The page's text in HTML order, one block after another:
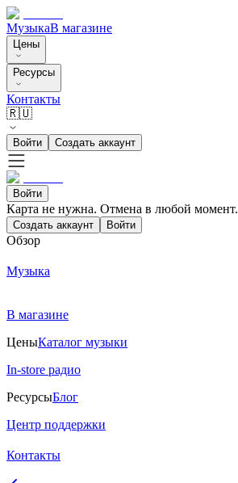
МузыкаВ магазине
Цены
Ресурсы
Контакты
🇷🇺
Войти Создать аккаунт
Войти
Карта не нужна. Отмена в любой момент.
Создать аккаунт Войти
Обзор
Музыка
В магазине
ЦеныКаталог музыки
In-store радио
РесурсыБлог
Центр поддержки
Контакты